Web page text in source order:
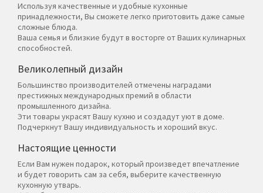
Используя качественные и удобные кухонные
принадлежности, Вы сможете легко приготовить даже самые
сложные блюда.
Ваша семья и близкие будут в восторге от Ваших кулинарных
способностей.
Великолепный дизайн
Большинство производителей отмечены наградами
престижных международных премий в области
промышленного дизайна.
Эти товары украсят Вашу кухню и создадут уют в доме.
Подчеркнут Вашу индивидуальность и хороший вкус.
Настоящие ценности
Если Вам нужен подарок, который произведет впечатление
и будет говорить сам за себя, выберите качественную
кухонную утварь.